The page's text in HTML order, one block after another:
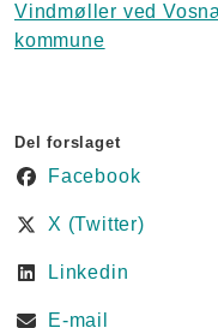
Vindmøller ved
kommune
Del forslaget
Facebook
X (Twitter)
Linkedin
E-mail